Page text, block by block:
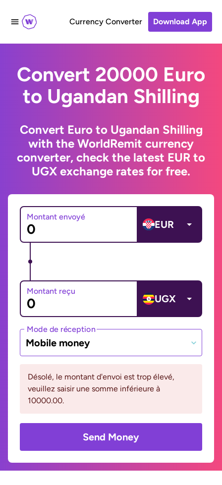
Currency Converter Download App
Convert 20000 Euro
to Ugandan Shilling
Convert Euro to Ugandan Shilling
with the WorldRemit currency
converter, check the latest EUR to
UGX exchange rates for free.
Montant envoyé
EUR
Montant reçu
UGX
Mode de réception
Mobile money
Désolé, le montant d'envoi est trop élevé,
veuillez saisir une somme inférieure à
10000.00.
Send Money